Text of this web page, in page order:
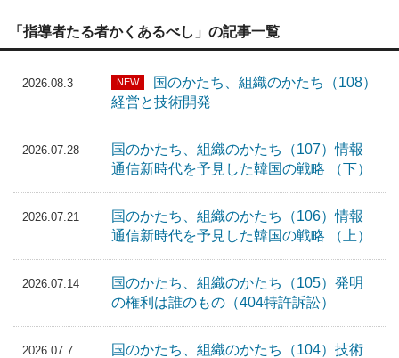
「指導者たる者かくあるべし」の記事一覧
2026.08.3 NEW
国のかたち、組織のかたち（108）
経営と技術開発
2026.07.28
国のかたち、組織のかたち（107）情報
通信新時代を予見した韓国の戦略 （下）
2026.07.21
国のかたち、組織のかたち（106）情報
通信新時代を予見した韓国の戦略 （上）
2026.07.14
国のかたち、組織のかたち（105）発明
の権利は誰のもの（404特許訴訟）
2026.07.7 国のかたち、組織のかたち（104）技術